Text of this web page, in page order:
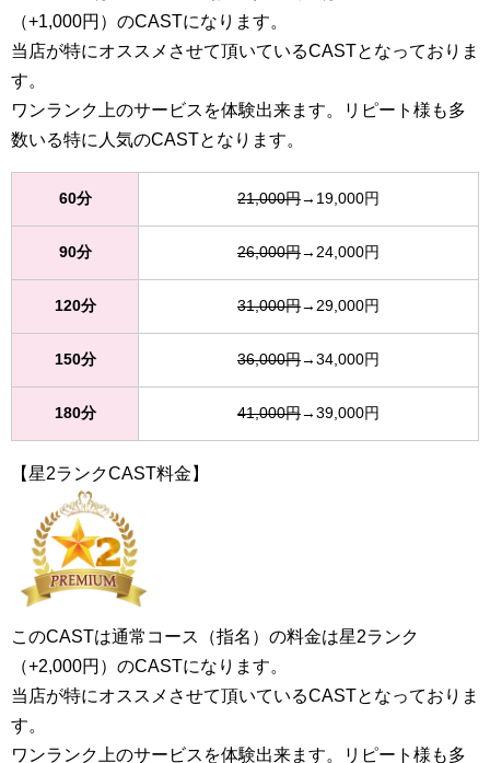
（+1,000円）のCASTになります。
当店が特にオススメさせて頂いているCASTとなっておりま
す。
ワンランク上のサービスを体験出来ます。リピート様も多
数いる特に人気のCASTとなります。
60分 21,000円→19,000円
90分 26,000円→24,000円
120分 31,000円→29,000円
150分 36,000円→34,000円
180分 41,000円→39,000円
【星2ランクCAST料金】
このCASTは通常コース（指名）の料金は星2ランク
（+2,000円）のCASTになります。
当店が特にオススメさせて頂いているCASTとなっておりま
す。
ワンランク上のサービスを体験出来ます。リピート様も多